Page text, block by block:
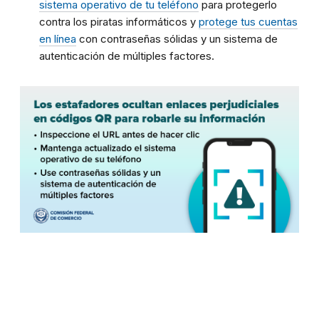
sistema operativo de tu teléfono para protegerlo
contra los piratas informáticos y protege tus cuentas
en línea con contraseñas sólidas y un sistema de
autenticación de múltiples factores.